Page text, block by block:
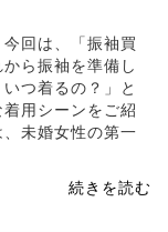
回は、「振袖買
ら振袖を準備し
つ着るの？」と
用シーンをご紹
未婚女性の第一
続きを読む